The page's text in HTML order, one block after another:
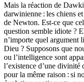
Mais la réaction de
darwinienne : les chiens
de Newton. Est-ce que
question semble idiote ?
n’importe quel argument
Dieu ? Supposons que
ou l’intelligence sont
l’existence d’une divinité
pour la même raison : si